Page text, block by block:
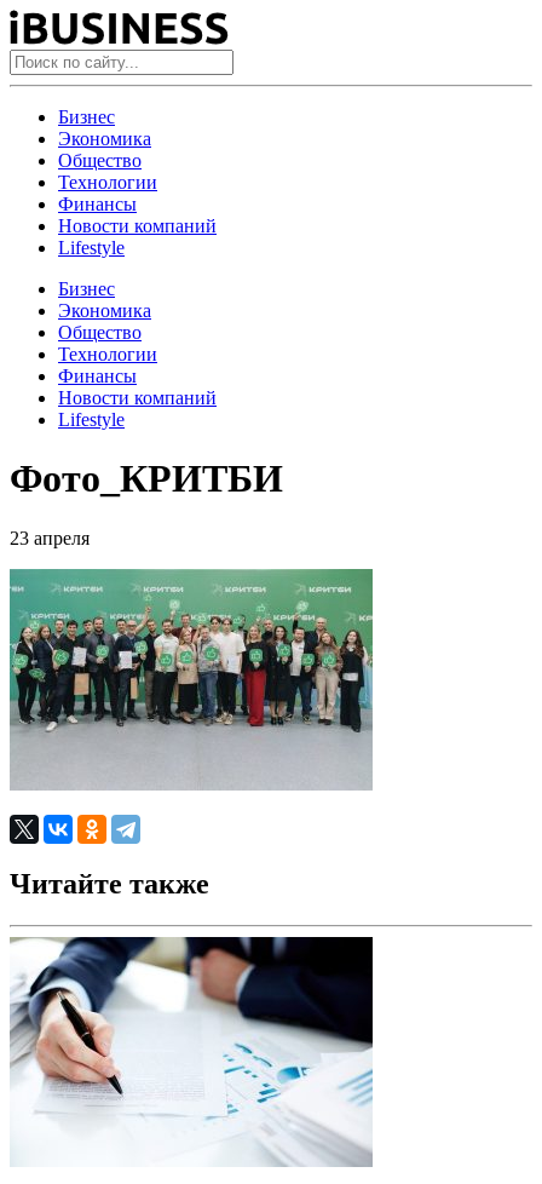
Бизнес
Экономика
Общество
Технологии
Финансы
Новости компаний
Lifestyle
Бизнес
Экономика
Общество
Технологии
Финансы
Новости компаний
Lifestyle
Фото_КРИТБИ
23 апреля
Читайте также